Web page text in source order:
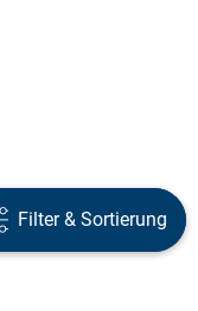
Filter & Sortierung
Filter & Sortierung